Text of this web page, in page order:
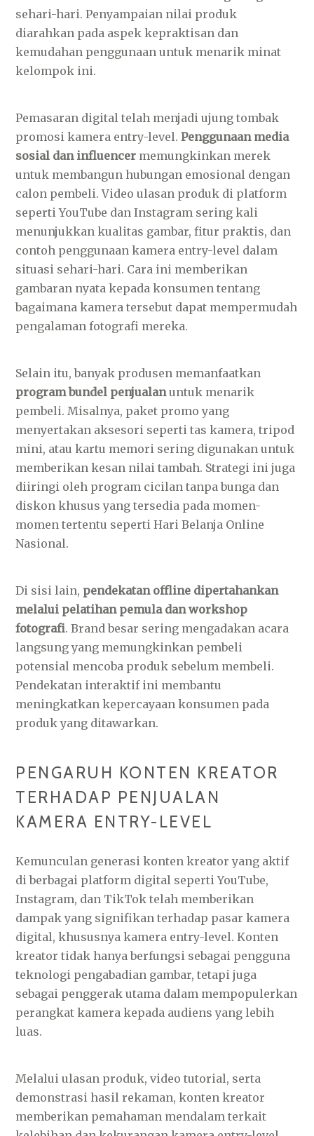
sehari-hari. Penyampaian nilai produk
diarahkan pada aspek kepraktisan dan
kemudahan penggunaan untuk menarik minat
kelompok ini.
Pemasaran digital telah menjadi ujung tombak
promosi kamera entry-level.Penggunaan media
sosial dan influencer memungkinkan merek
untuk membangun hubungan emosional dengan
calon pembeli. Video ulasan produk di platform
seperti YouTube dan Instagram sering kali
menunjukkan kualitas gambar, fitur praktis, dan
contoh penggunaan kamera entry-level dalam
situasi sehari-hari. Cara ini memberikan
gambaran nyata kepada konsumen tentang
bagaimana kamera tersebut dapat mempermudah
pengalaman fotografi mereka.
Selain itu, banyak produsen memanfaatkan
program bundel penjualanuntuk menarik
pembeli. Misalnya, paket promo yang
menyertakan aksesori seperti tas kamera, tripod
mini, atau kartu memori sering digunakan untuk
memberikan kesan nilai tambah. Strategi ini juga
diiringi oleh program cicilan tanpa bunga dan
diskon khusus yang tersedia pada momen-
momen tertentu seperti Hari Belanja Online
Nasional.
Di sisi lain, pendekatan offline dipertahankan
melalui pelatihan pemula dan workshop
fotografi. Brand besar sering mengadakan acara
langsung yang memungkinkan pembeli
potensial mencoba produk sebelum membeli.
Pendekatan interaktif ini membantu
meningkatkan kepercayaan konsumen pada
produk yang ditawarkan.
PENGARUH KONTEN KREATOR
TERHADAP PENJUALAN
KAMERA ENTRY-LEVEL
Kemunculan generasi konten kreator yang aktif
di berbagai platform digital seperti YouTube,
Instagram, dan TikTok telah memberikan
dampak yang signifikan terhadap pasar kamera
digital, khususnya kamera entry-level. Konten
kreator tidak hanya berfungsi sebagai pengguna
teknologi pengabadian gambar, tetapi juga
sebagai penggerak utama dalam mempopulerkan
perangkat kamera kepada audiens yang lebih
luas.
Melalui ulasan produk, video tutorial, serta
demonstrasi hasil rekaman, konten kreator
memberikan pemahaman mendalam terkait